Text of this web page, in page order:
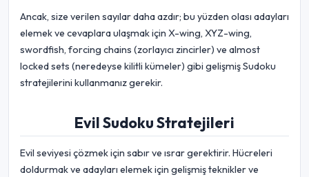
Ancak, size verilen sayılar daha azdır; bu yüzden olası adayları
elemek ve cevaplara ulaşmak için X-wing, XYZ-wing,
swordfish, forcing chains (zorlayıcı zincirler) ve almost
locked sets (neredeyse kilitli kümeler) gibi gelişmiş Sudoku
stratejilerini kullanmanız gerekir.
Evil Sudoku Stratejileri
Evil seviyesi çözmek için sabır ve ısrar gerektirir. Hücreleri
doldurmak ve adayları elemek için gelişmiş teknikler ve